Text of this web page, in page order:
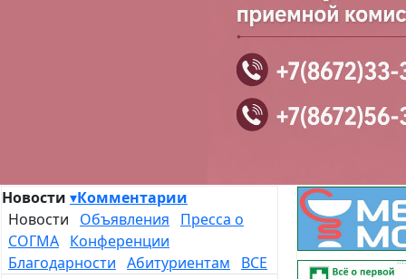
Новости ▾Комментарии
Новости Объявления
Пресса о
СОГМА Конференции
Благодарности Абитуриентам
ВСЕ